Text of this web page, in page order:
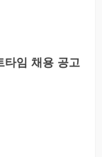
타임 채용 공고